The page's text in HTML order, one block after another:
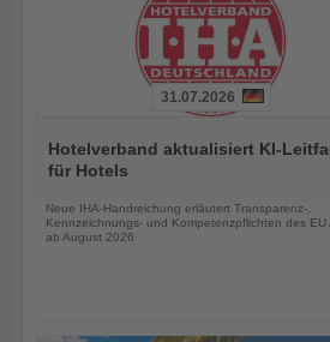
Sie
die
31.07.2026
Hotelverband aktualisiert KI-
für Hotels
Neue IHA-Handreichung erläutert Transparenz-,
Kennzeichnungs- und Kompetenzpflichten des EU
ab August 2026